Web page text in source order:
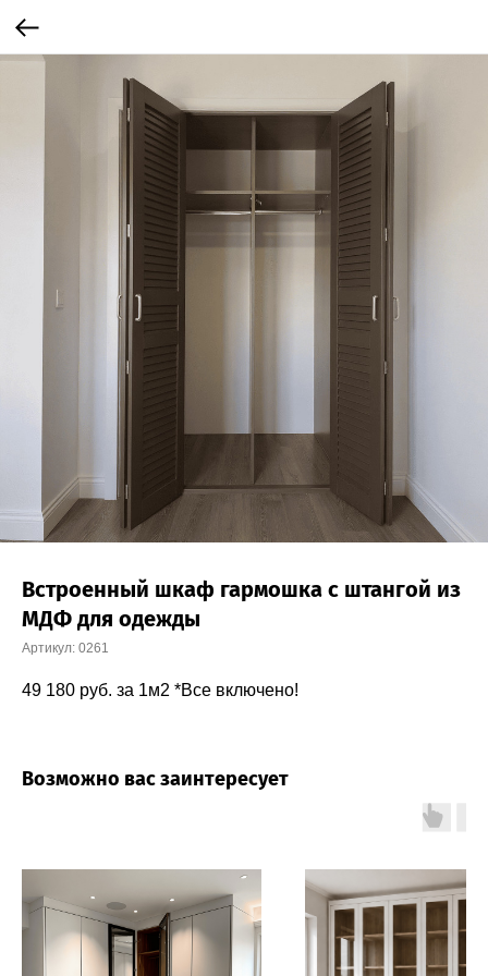
Встроенный шкаф гармошка с штангой из
МДФ для одежды
Артикул: 0261
49 180 руб. за 1м2 *Все включено!
Возможно вас заинтересует